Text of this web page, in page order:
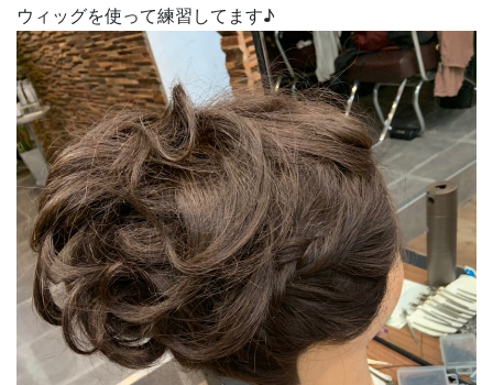
ウィッグを使って練習してます♪